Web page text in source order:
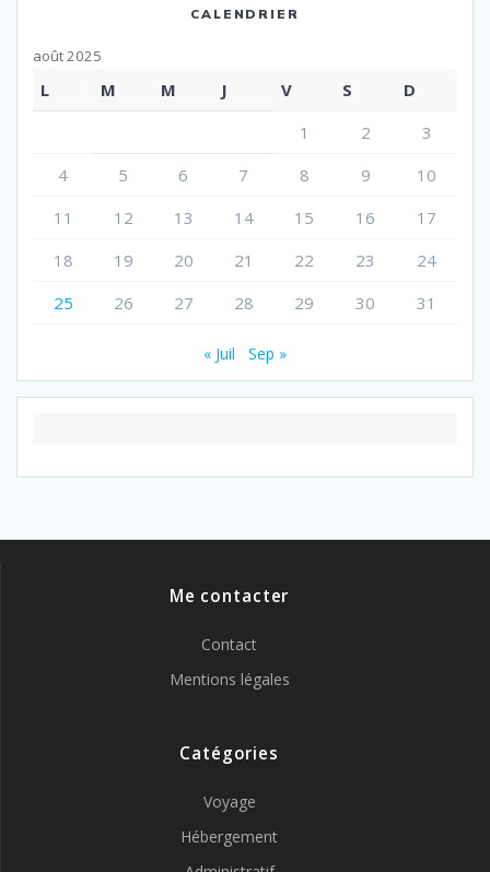
CALENDRIER
août 2025
L M M J V S
D
1
2
3
4
5 6 7 8 9
10
11
12 13 14 15 16
17
18
19 20 21 22 23
24
25
26 27 28 29 30 31
« Juil Sep »
Me contacter
Contact
Mentions légales
Catégories
Voyage
Hébergement